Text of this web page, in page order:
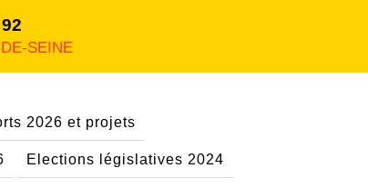
SEINE
2026 et projets
Elections législatives 2024